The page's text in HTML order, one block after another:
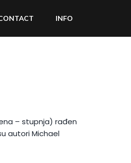
INFO
– stupnja) rađen
autori Michael